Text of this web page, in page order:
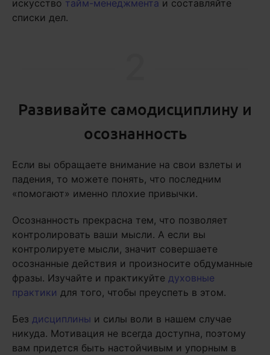
искусство тайм-менеджмента и составляйте
списки дел.
Развивайте самодисциплину и
осознанность
Если вы обращаете внимание на свои взлеты и
падения, то можете понять, что последним
«помогают» именно плохие привычки.
Осознанность прекрасна тем, что позволяет
контролировать ваши мысли. А если вы
контролируете мысли, значит совершаете
осознанные действия и произносите обдуманные
фразы. Изучайте и практикуйте духовные
практики для того, чтобы преуспеть в этом.
Без дисциплины и силы воли в нашем случае
никуда. Мотивация не всегда доступна, поэтому
вам придется быть настойчивым и упорным в